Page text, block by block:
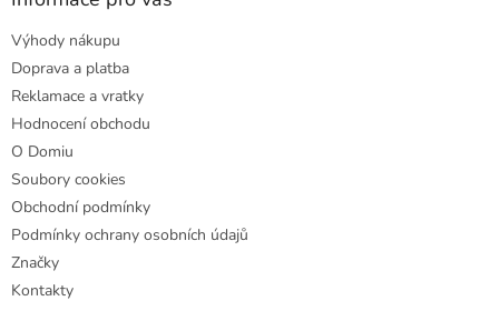
Výhody nákupu
Doprava a platba
Reklamace a vratky
Hodnocení obchodu
O Domiu
Soubory cookies
Obchodní podmínky
Podmínky ochrany osobních údajů
Značky
Kontakty